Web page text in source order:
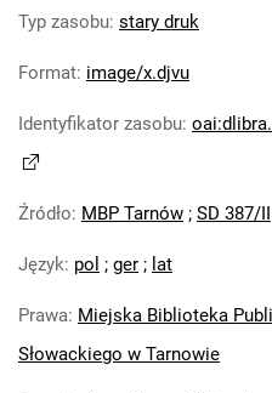
Typ zasobu: stary druk
Format: image/x.djvu
Identyfikator zasobu:
Źródło: MBP Tarnów ; SD 387/II
Język: pol ; ger ; lat
Prawa: Miejska Biblioteka
Słowackiego w Tarnowie